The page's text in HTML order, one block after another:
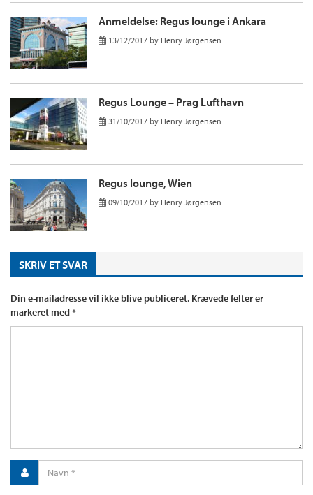
Anmeldelse: Regus lounge i Ankara
13/12/2017 by Henry Jørgensen
Regus Lounge – Prag Lufthavn
31/10/2017 by Henry Jørgensen
Regus lounge, Wien
09/10/2017 by Henry Jørgensen
SKRIV ET SVAR
Din e-mailadresse vil ikke blive publiceret. Krævede felter er
markeret med*